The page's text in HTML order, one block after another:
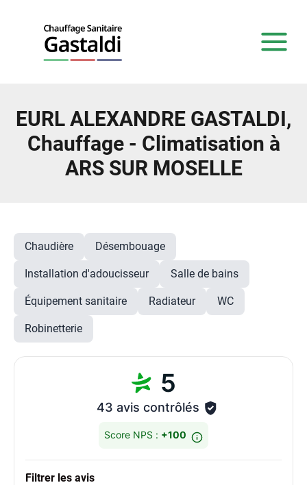
EURL ALEXANDRE GASTALDI,
Chauffage - Climatisation à
ARS SUR MOSELLE
Chaudière Désembouage
Installation d'adoucisseur Salle de bains
Équipement sanitaire Radiateur WC
Robinetterie
5
43 avis contrôlés
Score NPS : +100
Filtrer les avis